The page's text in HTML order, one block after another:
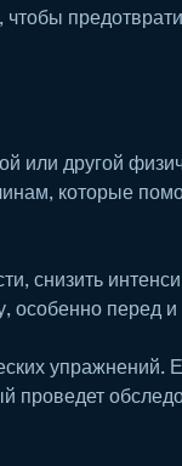
или другой
которые
снизить
особенно перед и
упражнений.
проведет